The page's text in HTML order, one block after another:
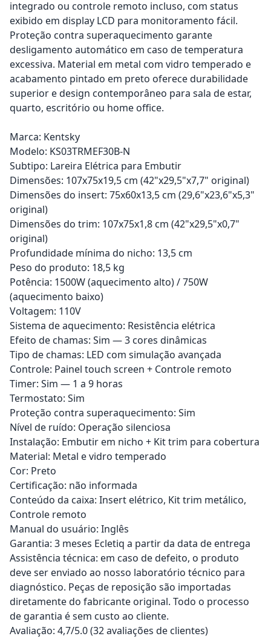
integrado ou controle remoto incluso, com status
exibido em display LCD para monitoramento fácil.
Proteção contra superaquecimento garante
desligamento automático em caso de temperatura
excessiva. Material em metal com vidro temperado e
acabamento pintado em preto oferece durabilidade
superior e design contemporâneo para sala de estar,
quarto, escritório ou home office.
Marca: Kentsky
Modelo: KS03TRMEF30B-N
Subtipo: Lareira Elétrica para Embutir
Dimensões: 107x75x19,5 cm (42"x29,5"x7,7" original)
Dimensões do insert: 75x60x13,5 cm (29,6"x23,6"x5,3"
original)
Dimensões do trim: 107x75x1,8 cm (42"x29,5"x0,7"
original)
Profundidade mínima do nicho: 13,5 cm
Peso do produto: 18,5 kg
Potência: 1500W (aquecimento alto) / 750W
(aquecimento baixo)
Voltagem: 110V
Sistema de aquecimento: Resistência elétrica
Efeito de chamas: Sim — 3 cores dinâmicas
Tipo de chamas: LED com simulação avançada
Controle: Painel touch screen + Controle remoto
Timer: Sim — 1 a 9 horas
Termostato: Sim
Proteção contra superaquecimento: Sim
Nível de ruído: Operação silenciosa
Instalação: Embutir em nicho + Kit trim para cobertura
Material: Metal e vidro temperado
Cor: Preto
Certificação: não informada
Conteúdo da caixa: Insert elétrico, Kit trim metálico,
Controle remoto
Manual do usuário: Inglês
Garantia: 3 meses Ecletiq a partir da data de entrega
Assistência técnica: em caso de defeito, o produto
deve ser enviado ao nosso laboratório técnico para
diagnóstico. Peças de reposição são importadas
diretamente do fabricante original. Todo o processo
de garantia é sem custo ao cliente.
Avaliação: 4,7/5.0 (32 avaliações de clientes)